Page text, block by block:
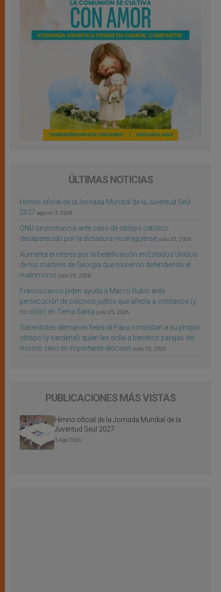
ÚLTIMAS NOTICIAS
Himno oficial de la Jornada Mundial de la Juventud Seúl
2027 agosto 3, 2026
ONU se pronuncia ante caso de obispo católico
desaparecido por la dictadura nicaragüense julio 25, 2026
Aumenta el interés por la beatificación en Estados Unidos
de los mártires de Georgia que murieron defendiendo el
matrimonio julio 25, 2026
Franciscanos piden ayuda a Marco Rubio ante
persecución de colonos judíos que afecta a cristianos (y
no sólo) en Tierra Santa julio 25, 2026
Sacerdotes alemanes fieles al Papa contestan a su propio
obispo (y cardenal) quien les orilla a bendecir parejas del
mismo sexo en importante diócesis julio 25, 2026
PUBLICACIONES MÁS VISTAS
Himno oficial de la Jornada Mundial de la
Juventud Seúl 2027
3 Ago 2026